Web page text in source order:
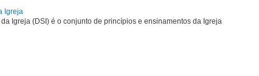
Igreja
Igreja (DSI) é o conjunto de princípios e ensinamentos da Igreja